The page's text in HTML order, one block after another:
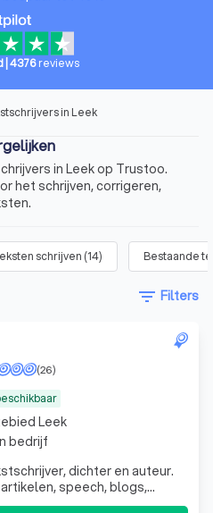
4376reviews
in Leek
in Leek op Trustoo.
het schrijven, corrigeren,
schrijven (14) Bestaande
filter_list Filters
(26)
dichter en auteur.
speech, blogs,
Ervaring en samenwerking
Leek
bedrijf